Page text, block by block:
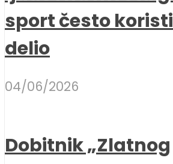
sport često
delio
04/06/2026
Dobitnik „Zlatnog